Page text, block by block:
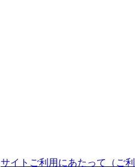
サイトご利用にあたって（ご